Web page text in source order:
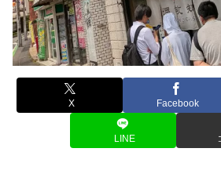
X Facebook
LINE